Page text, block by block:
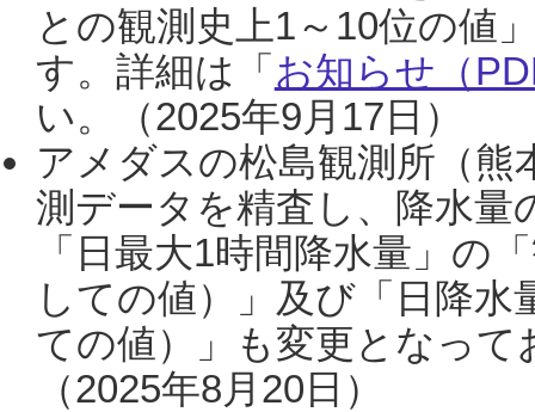
との観測史上1～10位の値
す。詳細は「 お知らせ（
い。（2025年9月17日）
アメダスの松島観測所（熊
測データを精査し、降水
「日最大1時間降水量」の
しての値）」及び「日降
ての値）」も変更となっ
（2025年8月20日）